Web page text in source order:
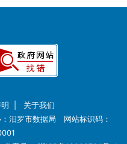
关于我们
汨罗市数据局 网站标识码：